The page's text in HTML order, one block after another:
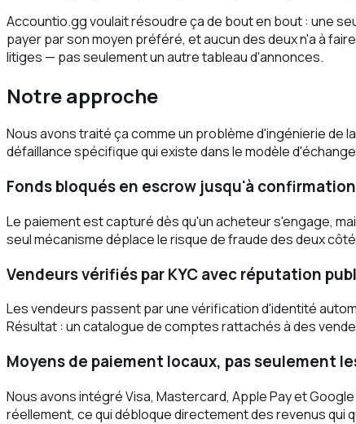
Accountio.gg voulait résoudre ça de bout en bout : une
payer par son moyen préféré, et aucun des deux n'a à
litiges — pas seulement un autre tableau d'annonces.
Notre approche
Nous avons traité ça comme un problème d'ingénierie
défaillance spécifique qui existe dans le modèle
Fonds bloqués en escrow jusqu'à
Le paiement est capturé dès qu'un acheteur s'engage,
seul mécanisme déplace le risque de fraude des deux
Vendeurs vérifiés par KYC avec réputation
Les vendeurs passent par une vérification d'identité
Résultat : un catalogue de comptes rattachés à des
Moyens de paiement locaux, pas seulement
Nous avons intégré Visa, Mastercard, Apple Pay et
réellement, ce qui débloque directement des revenus qui